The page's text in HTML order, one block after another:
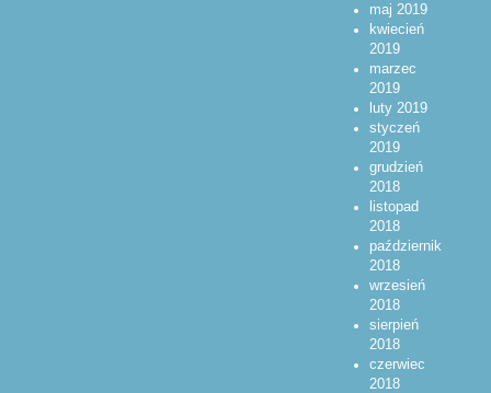
maj 2019
kwiecień
2019
marzec
2019
luty 2019
styczeń
2019
grudzień
2018
listopad
2018
październik
2018
wrzesień
2018
sierpień
2018
czerwiec
2018